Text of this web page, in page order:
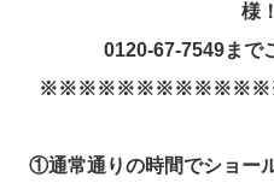
様
0120-67-7549まで
①通常通りの時間でショー